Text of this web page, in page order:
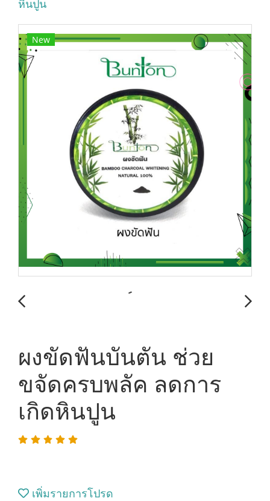
หินปูน
New
ผงขัดฟันบันตัน ช่วย
ขจัดครบพลัค ลดการ
เกิดหินปูน
เพิ่มรายการโปรด